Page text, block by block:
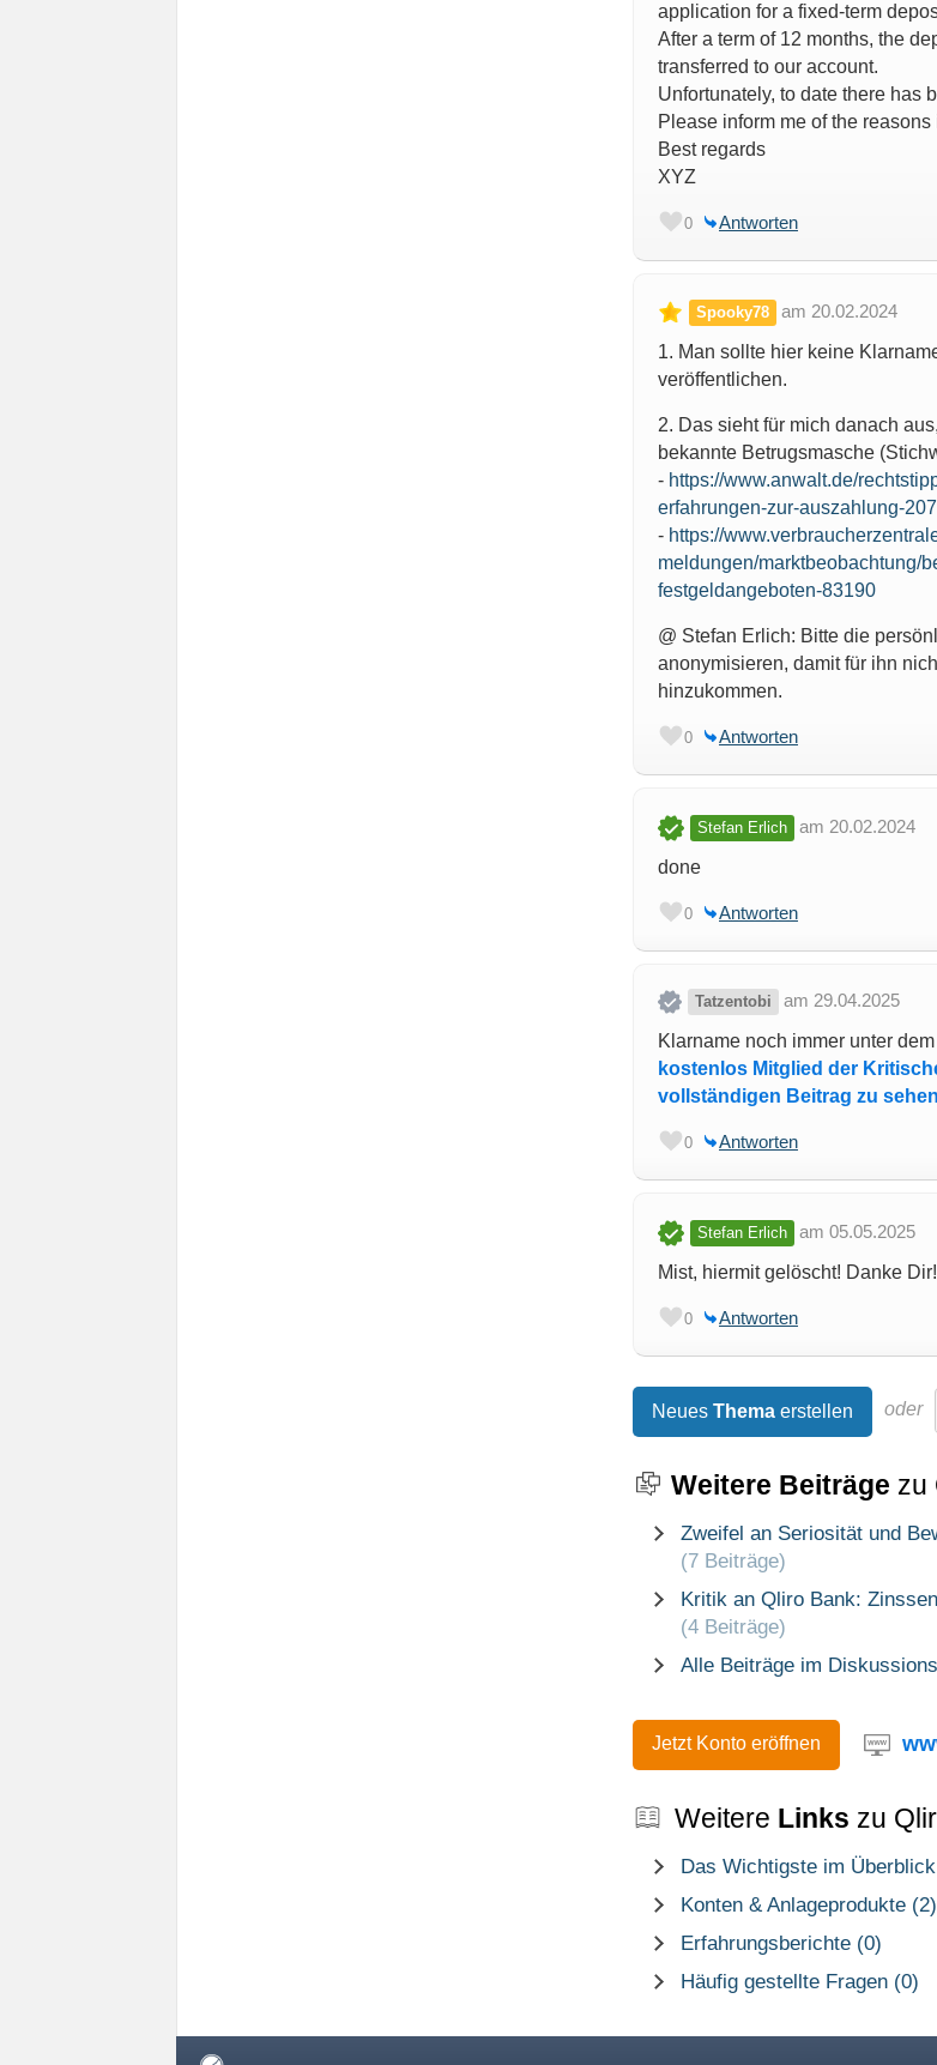
application for a fixed-term
After a term of 12 months, the
transferred to our account.
Unfortunately, to date there has
Please inform me of the reasons
Best regards
XYZ
0 Antworten
Spooky78
am 20.02.2024
1. Man sollte hier keine
veröffentlichen.
2. Das sieht für mich danach
bekannte Betrugsmasche
- https://www.anwalt.de/
erfahrungen-zur-auszahlung-
- https://
meldungen/marktbeobachtung/
festgeldangeboten-83190
@ Stefan Erlich: Bitte die
anonymisieren, damit für ihn
hinzukommen.
0 Antworten
Stefan Erlich
am 20.02.2024
done
0 Antworten
Tatzentobi
am 29.04.2025
Klarname noch immer unter
kostenlos Mitglied der
vollständigen Beitrag zu
0 Antworten
Stefan Erlich
am 05.05.2025
Mist, hiermit gelöscht! Danke Dir!
0 Antworten
Neues Thema erstellen oder
Weitere Beiträge zu
Zweifel an Seriosität und
(7 Beiträge)
Kritik an Qliro Bank:
(4 Beiträge)
Alle Beiträge im
Jetzt Konto eröffnen
Weitere Links zu
Das Wichtigste im Überblick
Konten & Anlageprodukte (2)
Erfahrungsberichte (0)
Häufig gestellte Fragen (0)